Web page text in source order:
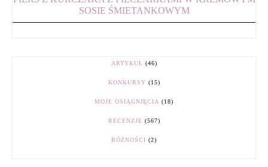
SOSIE ŚMIETANKOWYM
ARTYKUŁ (46)
KONKURSY (15)
MOJE OSIĄGNIĘCIA (18)
RECENZJE (567)
RÓŻNOŚCI (2)